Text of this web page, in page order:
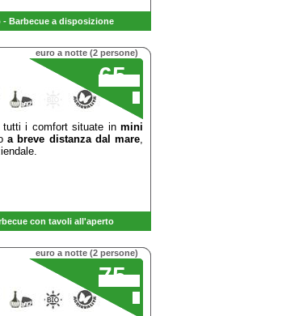
- Barbecue a disposizione
65
euro a notte (2 persone)
tutti i comfort situate in mini
a breve distanza dal mare,
con tavoli all'aperto
75
euro a notte (2 persone)